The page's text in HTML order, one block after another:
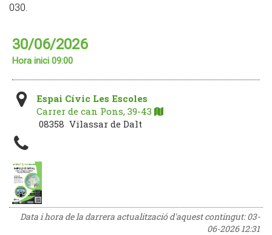
030.
30/06/2026
Hora inici 09:00
Espai Cívic Les Escoles
Carrer de can Pons, 39-43
08358 Vilassar de Dalt
Data i hora de la darrera actualització d'aquest contingut:03-
06-2026 12:31